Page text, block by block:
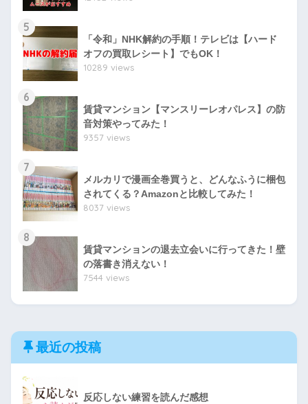
5
「令和」NHK解約の手順！テレビは【ハード
オフの買取レシート】でもOK！
10289 views
6
賃貸マンション【マンスリーレオパレス】の防
音対策やってみた！
9357 views
7
メルカリで漫画全巻買うと、どんなふうに梱包
されてくる？Amazonと比較してみた！
8037 views
8
賃貸マンションの退去立会いに行ってきた！壁
の落書き消えない！
7544 views
最近の投稿
反応しない練習を読んだ感想